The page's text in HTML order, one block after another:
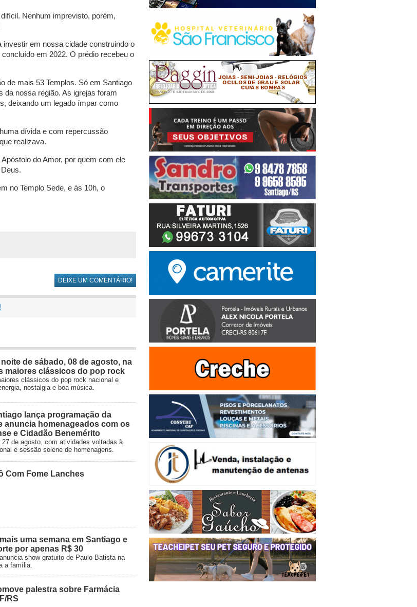
Nenhum imprevisto, porém,
investir em nossa cidade construindo o
em 2022. O prédio recebeu o
de mais 53 Templos. Só em Santiago
da nossa região. As igrejas foram
deixando um legado ímpar como
dívida e com repercussão
realizava.
do Amor, por quem com ele
no Templo Sede, e às 10h, o
DEIXE UM COMENTÁRIO!
de sábado, 08 de agosto, na
maiores clássicos do pop rock
clássicos do pop rock nacional e
nostalgia e boa música.
lança programação da
anuncia homenageados com os
e Cidadão Benemérito
de agosto, com atividades voltadas à
e sessão solene de homenagens.
Com Fome Lanches
uma semana em Santiago e
por apenas R$ 30
show gratuito de Paulo Batista na
a família.
palestra sobre Farmácia
RS